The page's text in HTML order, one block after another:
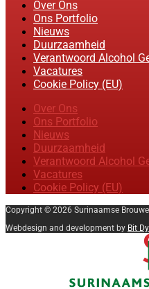
Over Ons
Ons Portfolio
Nieuws
Duurzaamheid
Verantwoord Alcohol
Vacatures
Cookie Policy (EU)
Over Ons
Ons Portfolio
Nieuws
Duurzaamheid
Verantwoord Alcohol
Vacatures
Cookie Policy (EU)
Copyright © 2026 Surinaamse
Webdesign and development by Bit